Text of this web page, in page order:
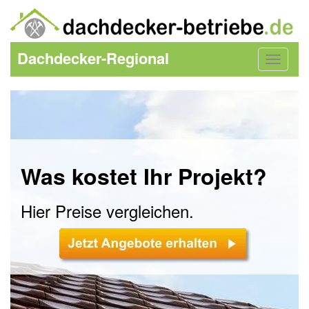
Toggle
Dachdecker-Regional
Was kostet Ihr Projekt?
Hier Preise vergleichen.